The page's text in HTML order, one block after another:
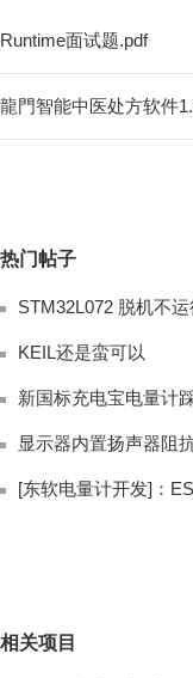
Runtime面试题.pdf
龍門智能中医处方软件
热门帖子
STM32L072 脱机不
KEIL还是蛮可以
[东软电量计开发]：
相关项目